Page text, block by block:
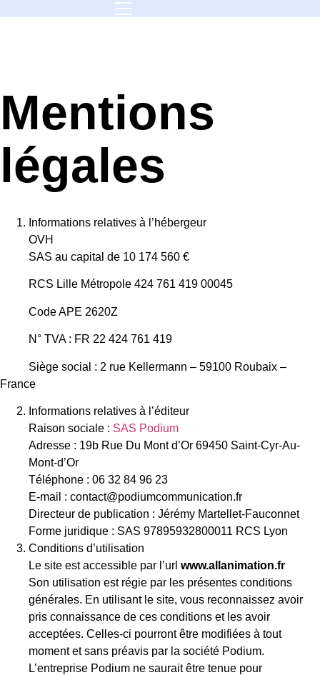
Mentions
légales
Informations relatives à l’hébergeur
OVH
SAS au capital de 10 174 560 €
RCS Lille Métropole 424 761 419 00045
Code APE 2620Z
N° TVA : FR 22 424 761 419
Siège social : 2 rue Kellermann – 59100 Roubaix –
France
Informations relatives à l’éditeur
Raison sociale : SAS Podium
Adresse : 19b Rue Du Mont d’Or 69450 Saint-Cyr-Au-
Mont-d’Or
Téléphone : 06 32 84 96 23
E-mail : contact@podiumcommunication.fr
Directeur de publication : Jérémy Martellet-Fauconnet
Forme juridique : SAS 97895932800011 RCS Lyon
Conditions d’utilisation
Le site est accessible par l’url www.allanimation.fr
Son utilisation est régie par les présentes conditions
générales. En utilisant le site, vous reconnaissez avoir
pris connaissance de ces conditions et les avoir
acceptées. Celles-ci pourront être modifiées à tout
moment et sans préavis par la société Podium.
L’entreprise Podium ne saurait être tenue pour